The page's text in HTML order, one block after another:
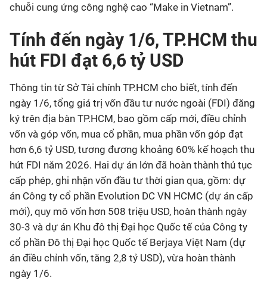
chuỗi cung ứng công nghệ cao “Make in Vietnam”.
Tính đến ngày 1/6, TP.HCM thu
hút FDI đạt 6,6 tỷ USD
Thông tin từ Sở Tài chính TP.HCM cho biết, tính đến
ngày 1/6, tổng giá trị vốn đầu tư nước ngoài (FDI) đăng
ký trên địa bàn TP.HCM, bao gồm cấp mới, điều chỉnh
vốn và góp vốn, mua cổ phần, mua phần vốn góp đạt
hơn 6,6 tỷ USD, tương đương khoảng 60% kế hoạch thu
hút FDI năm 2026. Hai dự án lớn đã hoàn thành thủ tục
cấp phép, ghi nhận vốn đầu tư thời gian qua, gồm: dự
án Công ty cổ phần Evolution DC VN HCMC (dự án cấp
mới), quy mô vốn hơn 508 triệu USD, hoàn thành ngày
30-3 và dự án Khu đô thị Đại học Quốc tế của Công ty
cổ phần Đô thị Đại học Quốc tế Berjaya Việt Nam (dự
án điều chỉnh vốn, tăng 2,8 tỷ USD), vừa hoàn thành
ngày 1/6.